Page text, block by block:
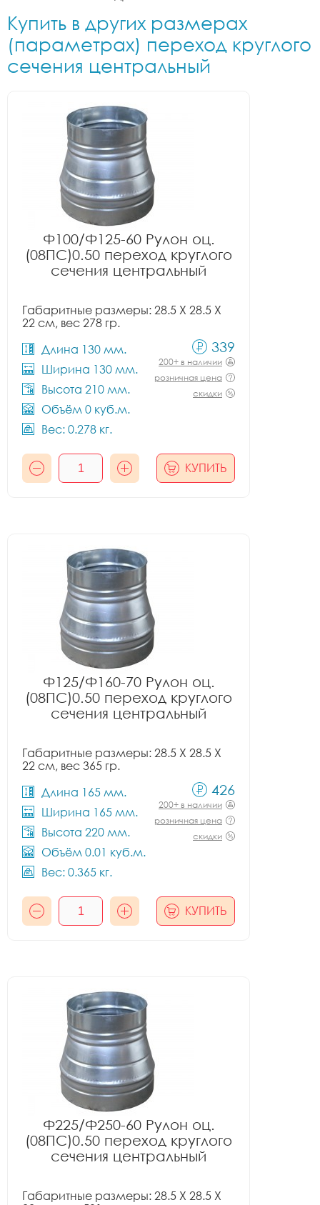
Купить в других размерах
(параметрах) переход круглого
сечения центральный
Ф100/Ф125-60 Рулон оц.
(08ПС)0.50 переход круглого
сечения центральный
Габаритные размеры: 28.5 X 28.5 X
22 см, вес 278 гр.
Длина 130 мм.
Ширина 130 мм.
Высота 210 мм.
Объём 0 куб.м.
Вес: 0.278 кг.
339
200+ в наличии
розничная цена
скидки
КУПИТЬ
Ф125/Ф160-70 Рулон оц.
(08ПС)0.50 переход круглого
сечения центральный
Габаритные размеры: 28.5 X 28.5 X
22 см, вес 365 гр.
Длина 165 мм.
Ширина 165 мм.
Высота 220 мм.
Объём 0.01 куб.м.
Вес: 0.365 кг.
426
200+ в наличии
розничная цена
скидки
КУПИТЬ
Ф225/Ф250-60 Рулон оц.
(08ПС)0.50 переход круглого
сечения центральный
Габаритные размеры: 28.5 X 28.5 X